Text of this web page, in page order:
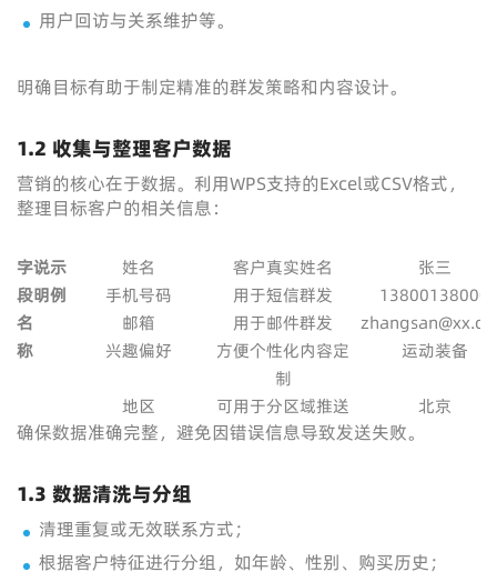
用户回访与关系维护等。
明确目标有助于制定精准的群发策略和内容设计。
1.2 收集与整理客户数据
营销的核心在于数据。利用WPS支持的Excel或CSV格式，
整理目标客户的相关信息：
字
段
名
称
说
明
示
例
姓名 客户真实姓名
张三
手机号码
用于短信群发
13800138000
邮箱
用于邮件群发
兴趣偏好
方便个性化内容定
制
运动装备
地区 可用于分区域推送 北京
确保数据准确完整，避免因错误信息导致发送失败。
1.3 数据清洗与分组
清理重复或无效联系方式；
根据客户特征进行分组，如年龄、性别、购买历史；